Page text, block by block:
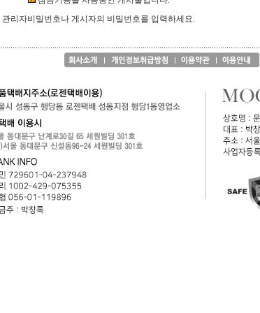
관리자비밀번호나 게시자의 비밀번호를 입력하세요.